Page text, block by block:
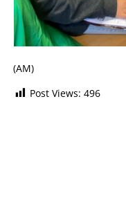
(AM)
Post Views: 496